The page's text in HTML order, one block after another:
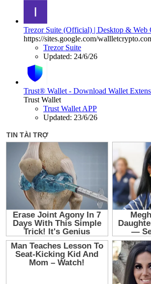
Trezor Suite (Official) | Desktop & Web
https://sites.google.com/
Trezor Suite
Updated: 24/6/26
Trust® Wallet - Download Wallet
Trust Wallet
Trust Wallet APP
Updated: 23/6/26